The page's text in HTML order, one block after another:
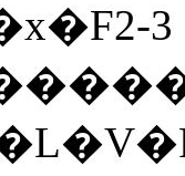
3